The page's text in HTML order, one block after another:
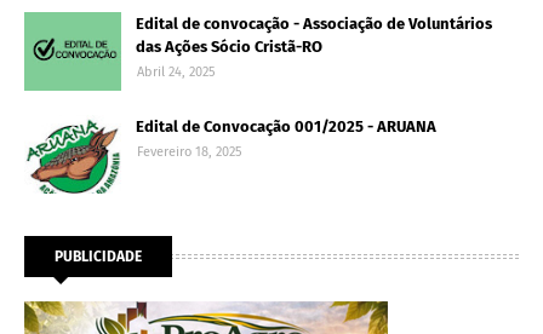
Edital de convocação - Associação de Voluntários
das Ações Sócio Cristã-RO
Abril 24, 2025
Edital de Convocação 001/2025 - ARUANA
Fevereiro 18, 2025
PUBLICIDADE